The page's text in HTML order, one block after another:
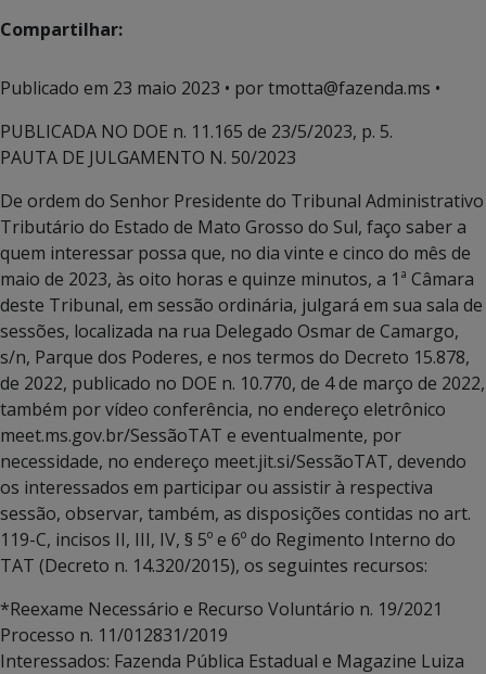
Compartilhar:
Publicado em 23 maio 2023 • por tmotta@fazenda.ms •
PUBLICADA NO DOE n. 11.165 de 23/5/2023, p. 5.
PAUTA DE JULGAMENTO N. 50/2023
De ordem do Senhor Presidente do Tribunal Administrativo
Tributário do Estado de Mato Grosso do Sul, faço saber a
quem interessar possa que, no dia vinte e cinco do mês de
maio de 2023, às oito horas e quinze minutos, a 1ª Câmara
deste Tribunal, em sessão ordinária, julgará em sua sala de
sessões, localizada na rua Delegado Osmar de Camargo,
s/n, Parque dos Poderes, e nos termos do Decreto 15.878,
de 2022, publicado no DOE n. 10.770, de 4 de março de 2022,
também por vídeo conferência, no endereço eletrônico
meet.ms.gov.br/SessãoTAT e eventualmente, por
necessidade, no endereço meet.jit.si/SessãoTAT, devendo
os interessados em participar ou assistir à respectiva
sessão, observar, também, as disposições contidas no art.
119-C, incisos II, III, IV, § 5º e 6º do Regimento Interno do
TAT (Decreto n. 14.320/2015), os seguintes recursos:
*Reexame Necessário e Recurso Voluntário n. 19/2021
Processo n. 11/012831/2019
Interessados: Fazenda Pública Estadual e Magazine Luiza